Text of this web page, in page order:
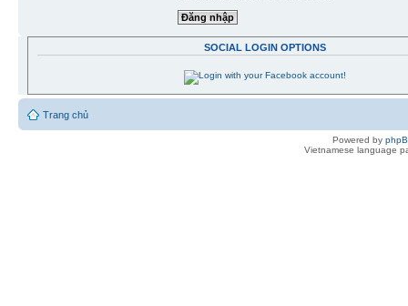
SOCIAL LOGIN OPTIONS
Trang chủ
Powered by
Vietnamese language